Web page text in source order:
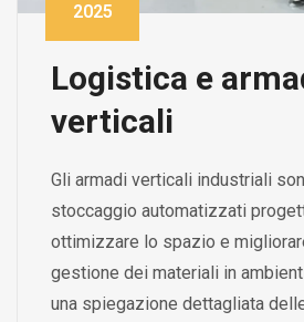
2025
Logistica e
verticali
Gli armadi verticali industriali
stoccaggio automatizzati
ottimizzare lo spazio e
gestione dei materiali in
una spiegazione dettagliata